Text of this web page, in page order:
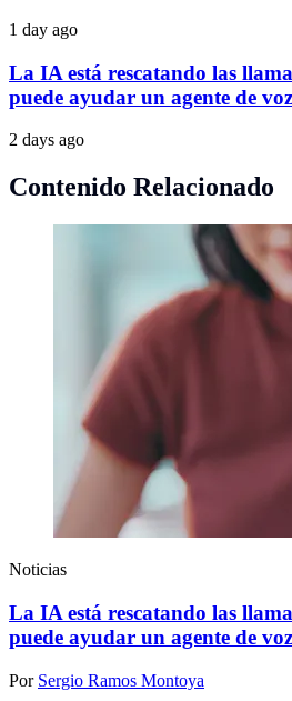
1 day ago
La IA está rescatando las
puede ayudar un agente de
2 days ago
Contenido Relacionado
Noticias
La IA está rescatando las
puede ayudar un agente de
Por Sergio Ramos Montoya